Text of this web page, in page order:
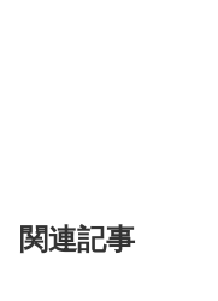
関連記事